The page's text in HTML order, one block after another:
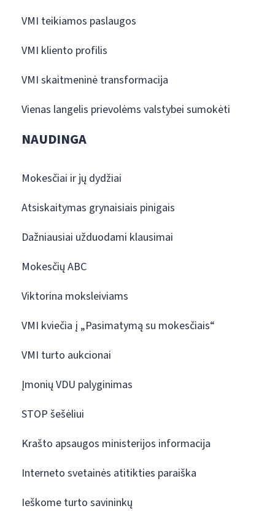
VMI teikiamos paslaugos
VMI kliento profilis
VMI skaitmeninė transformacija
Vienas langelis prievolėms valstybei sumokėti
NAUDINGA
Mokesčiai ir jų dydžiai
Atsiskaitymas grynaisiais pinigais
Dažniausiai užduodami klausimai
Mokesčių ABC
Viktorina moksleiviams
VMI kviečia į „Pasimatymą su mokesčiais“
VMI turto aukcionai
Įmonių VDU palyginimas
STOP šešėliui
Krašto apsaugos ministerijos informacija
Interneto svetainės atitikties paraiška
Ieškome turto savininkų